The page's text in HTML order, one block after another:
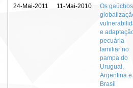
24-Mai-2011 11-Mai-2010
Os
e
pecuária
familiar no
pampa do
Uruguai,
Argentina e
Brasil